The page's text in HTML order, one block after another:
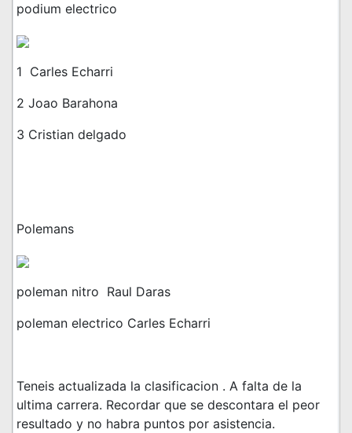
podium electrico
1 Carles Echarri
2 Joao Barahona
3 Cristian delgado
Polemans
poleman nitro Raul Daras
poleman electrico Carles Echarri
Teneis actualizada la clasificacion . A falta de la
ultima carrera. Recordar que se descontara el peor
resultado y no habra puntos por asistencia.